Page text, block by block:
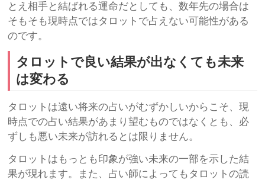
とえ相手と結ばれる運命だとしても、数年先の場合は
そもそも現時点ではタロットで占えない可能性がある
のです。
タロットで良い結果が出なくても未来
は変わる
タロットは遠い将来の占いがむずかしいからこそ、現
時点での占い結果があまり望むものではなくとも、必
ずしも悪い未来が訪れるとは限りません。
タロットはもっとも印象が強い未来の一部を示した結
果が現れます。また、占い師によってもタロットの読